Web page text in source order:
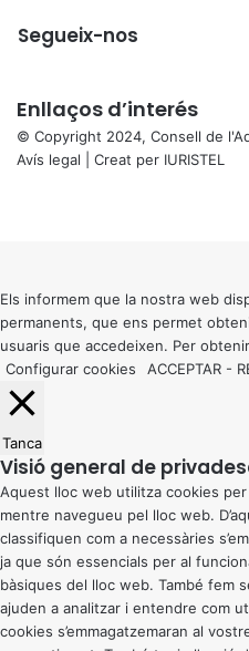
Segueix-nos
Enllaços d’interés
© Copyright 2024, Consell de
Avís legal | Creat per IURISTEL
button
Els informem que la nostra web
permanents, que ens permet
usuaris que accedeixen. Per
Configurar cookies
ACCEPTAR -
Tanca
Visió general de
Aquest lloc web utilitza cookies
mentre navegueu pel lloc web.
classifiquen com a necessàries
ja que són essencials per al
bàsiques del lloc web. També fem
ajuden a analitzar i entendre com
cookies s’emmagatzemaran al